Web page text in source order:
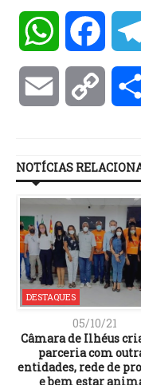
WhatsApp
Email Copy
NOTÍCIAS
DESTAQUES
05/10/21
Câmara de Ilhéus
parceria com
entidades, rede de
e bem estar